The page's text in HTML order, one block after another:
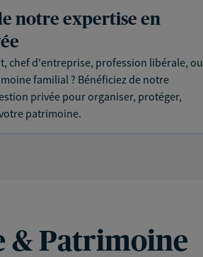
notre expertise en
chef d'entreprise, profession libérale, ou
familial ? Bénéficiez de notre
privée pour organiser, protéger,
patrimoine.
& Patrimoine